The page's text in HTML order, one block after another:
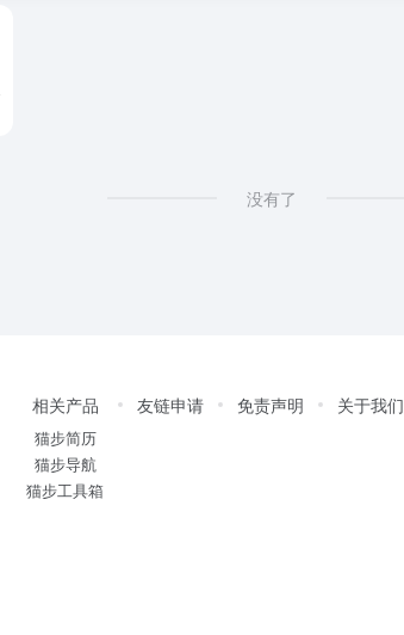
没有了
相关产品
猫步简历
猫步导航
猫步工具箱
友链申请 免责声明 关于我们